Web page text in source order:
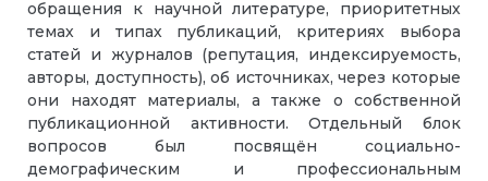
обращения к научной литературе, приоритетных
темах и типах публикаций, критериях выбора
статей и журналов (репутация, индексируемость,
авторы, доступность), об источниках, через которые
они находят материалы, а также о собственной
публикационной активности. Отдельный блок
вопросов был посвящён социально-
демографическим и профессиональным